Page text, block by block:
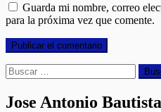
Guarda mi nombre, correo
para la próxima vez que comente.
Buscar:
Jose Antonio Bautista